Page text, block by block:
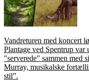
Vandreturen med koncert
Plantage ved Spentrup var
"serverede" sammen med
Murray, musikalske
stil”.